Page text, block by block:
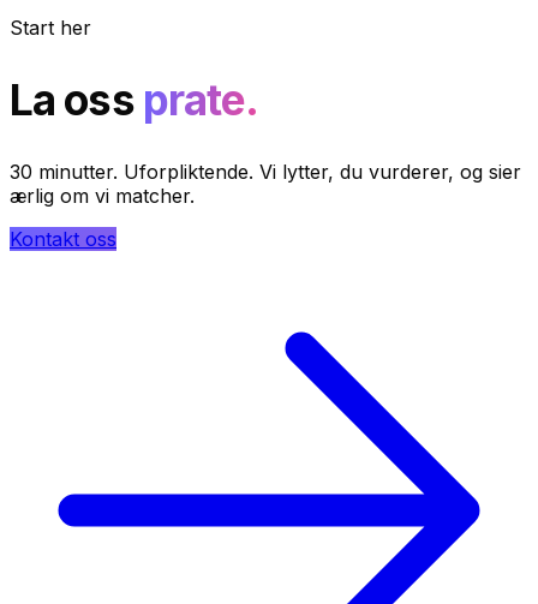
Start her
La oss prate.
30 minutter. Uforpliktende. Vi lytter, du vurderer, og sier
ærlig om vi matcher.
Kontakt oss